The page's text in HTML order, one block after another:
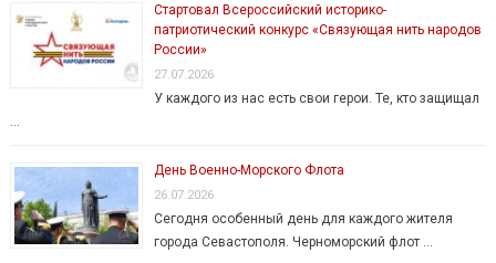
Стартовал Всероссийский историко-
патриотический конкурс «Связующая нить народов
России»
27.07.2026
У каждого из нас есть свои герои. Те, кто защищал
День Военно-Морского Флота
26.07.2026
Сегодня особенный день для каждого жителя
города Севастополя. Черноморский флот …